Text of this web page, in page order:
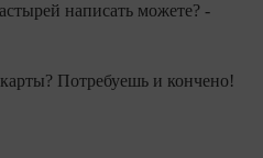
написать можете? -
Потребуешь и кончено!